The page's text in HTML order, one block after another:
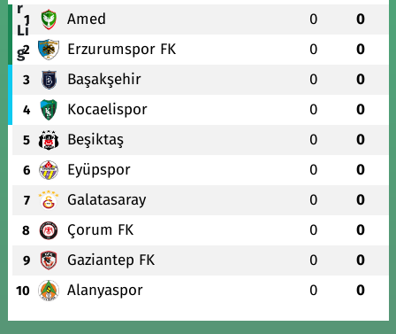
1 Amed 0 0
2 Erzurumspor FK 0 0
3 Başakşehir 0 0
4 Kocaelispor 0 0
5 Beşiktaş 0 0
6 Eyüpspor 0 0
7 Galatasaray 0 0
8 Çorum FK 0 0
9 Gaziantep FK 0 0
10 Alanyaspor 0 0